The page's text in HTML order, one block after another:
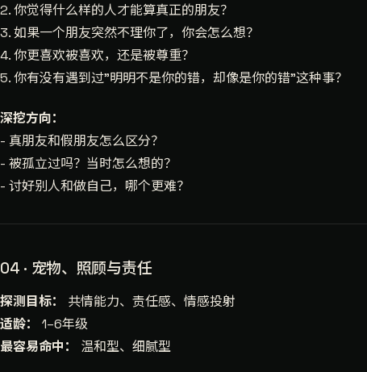
2. 你觉得什么样的人才能算真正的朋友？
3. 如果一个朋友突然不理你了，你会怎么想？
4. 你更喜欢被喜欢，还是被尊重？
5. 你有没有遇到过"明明不是你的错，却像是你的错"这种事？
深挖方向：
- 真朋友和假朋友怎么区分？
- 被孤立过吗？当时怎么想的？
- 讨好别人和做自己，哪个更难？
04 · 宠物、照顾与责任
探测目标：
共情能力、责任感、情感投射
适龄：
1–6年级
最容易命中：
温和型、细腻型